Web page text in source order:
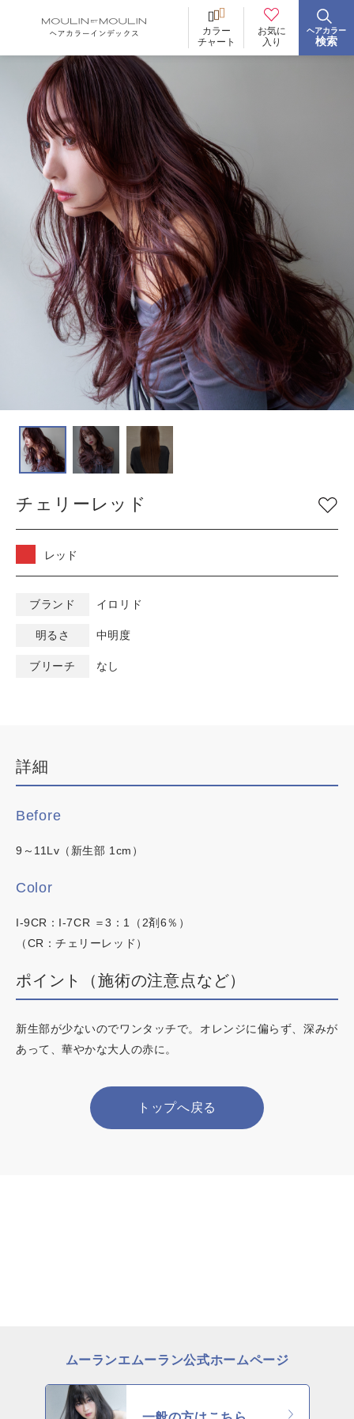
カラー
チャート
お気に
入り
ヘアカラー
検索
BRAND ブランド
イロリド
ヒカリナス
ノジア
ネイチャーディープカラー
ネイチャーディープ スピーディーカラー
TONE 明るさ
低明度 中明度 高明度
BLEACH ブリーチ
あり なし
COLOR 色
ベージュ
シルバー
ブラウン
ピンク
マット/グリーン
レッド
オレンジ
バイオレット/パープ
イエロー/ホワイト
明るい白髪染め
時短カラー
チェリーレッド
レッド
ブランド イロリド
明るさ 中明度
ブリーチ なし
詳細
Before
9～11Lv（新生部 1cm）
Color
I-9CR：I-7CR ＝3：1（2剤6％）
（CR：チェリーレッド）
ポイント（施術の注意点など）
新生部が少ないのでワンタッチで。オレンジに偏らず、深みが
あって、華やかな大人の赤に。
トップへ戻る
ムーランエムーラン公式ホームページ